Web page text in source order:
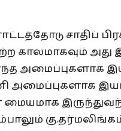
சாதிப்
காலமாகவும் அது
அமைப்புகளாக
அமைப்புகளாக
மையமாக